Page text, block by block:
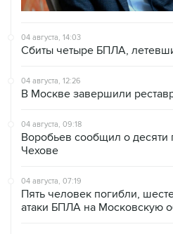
04 августа, 14:03
Сбиты четыре БПЛА,
04 августа, 12:26
В Москве завершили
04 августа, 09:18
Воробьев сообщил о
Чехове
04 августа, 07:19
Пять человек погибли,
атаки БПЛА на Московскую